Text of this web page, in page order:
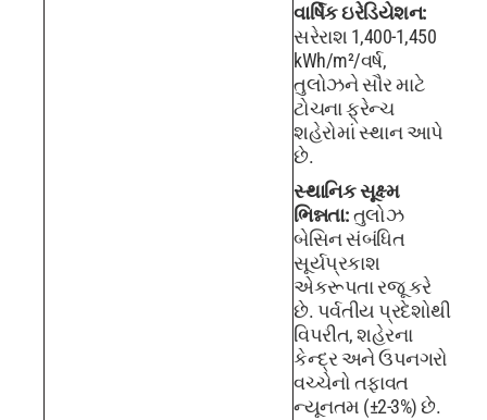
વાર્ષિક ઇરેડિયેશન:
સરેરાશ 1,400-1,450
kWh/m²/વર્ષ,
તુલોઝને સૌર માટે
ટોચના ફ્રેન્ચ
શહેરોમાં સ્થાન આપે
છે.
સ્થાનિક સૂક્ષ્મ
ભિન્નતા:તુલોઝ
બેસિન સંબંધિત
સૂર્યપ્રકાશ
એકરૂપતા રજૂ કરે
છે. પર્વતીય પ્રદેશોથી
વિપરીત, શહેરના
કેન્દ્ર અને ઉપનગરો
વચ્ચેનો તફાવત
ન્યૂનતમ (±2-3%) છે.